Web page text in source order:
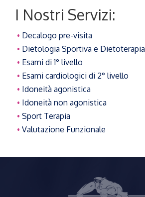
I Nostri Servizi:
Decalogo pre-visita
Dietologia Sportiva e Dietoterapia
Esami di 1° livello
Esami cardiologici di 2° livello
Idoneità agonistica
Idoneità non agonistica
Sport Terapia
Valutazione Funzionale